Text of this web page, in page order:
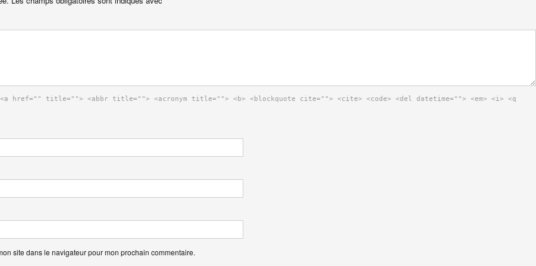
<a href="" title=""> <abbr title=""> <acronym title=""> <b> <blockquote cite=""> <cite> <code> <del datetime=""> <em> <i> <q
site dans le navigateur pour mon prochain commentaire.